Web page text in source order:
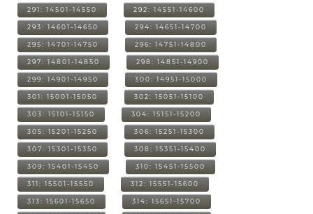
291: 14501-14550 292: 14551-14600
293: 14601-14650 294: 14651-14700
295: 14701-14750 296: 14751-14800
297: 14801-14850 298: 14851-14900
299: 14901-14950 300: 14951-15000
301: 15001-15050 302: 15051-15100
303: 15101-15150 304: 15151-15200
305: 15201-15250 306: 15251-15300
307: 15301-15350 308: 15351-15400
309: 15401-15450 310: 15451-15500
311: 15501-15550 312: 15551-15600
313: 15601-15650 314: 15651-15700